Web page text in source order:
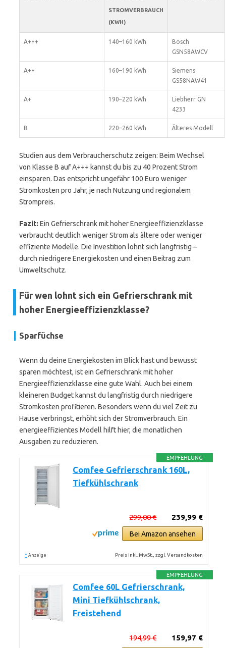
STROMVERBRAUCH
(KWH)
A+++ 140–160 kWh
Bosch
GSN58AWCV
A++ 160–190 kWh
Siemens
GS58NAW41
A+ 190–220 kWh
Liebherr GN
4233
B 220–260 kWh Älteres Modell
Studien aus dem Verbraucherschutz zeigen: Beim Wechsel
von Klasse B auf A+++ kannst du bis zu 40 Prozent Strom
einsparen. Das entspricht ungefähr 100 Euro weniger
Stromkosten pro Jahr, je nach Nutzung und regionalem
Strompreis.
Fazit: Ein Gefrierschrank mit hoher Energieeffizienzklasse
verbraucht deutlich weniger Strom als ältere oder weniger
effiziente Modelle. Die Investition lohnt sich langfristig –
durch niedrigere Energiekosten und einen Beitrag zum
Umweltschutz.
Für wen lohnt sich ein Gefrierschrank mit
hoher Energieeffizienzklasse?
Sparfüchse
Wenn du deine Energiekosten im Blick hast und bewusst
sparen möchtest, ist ein Gefrierschrank mit hoher
Energieeffizienzklasse eine gute Wahl. Auch bei einem
kleineren Budget kannst du langfristig durch niedrigere
Stromkosten profitieren. Besonders wenn du viel Zeit zu
Hause verbringst, erhöht sich der Stromverbrauch. Ein
energieeffizientes Modell hilft hier, die monatlichen
Ausgaben zu reduzieren.
EMPFEHLUNG
Comfee Gefrierschrank 160L,
Tiefkühlschrank
239,99 €
299,00 €
Bei Amazon ansehen
* Anzeige Preis inkl. MwSt., zzgl. Versandkosten
EMPFEHLUNG
Comfee 60L Gefrierschrank,
Mini Tiefkühlschrank,
Freistehend
159,97 €
194,99 €